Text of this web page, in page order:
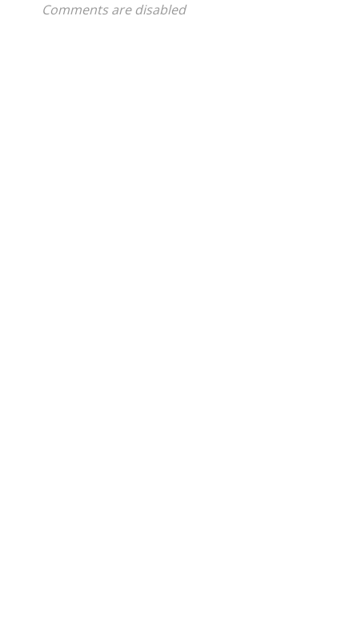
Comments are disabled